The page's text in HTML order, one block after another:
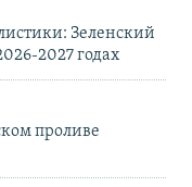
Зеленский
2027 годах
проливе